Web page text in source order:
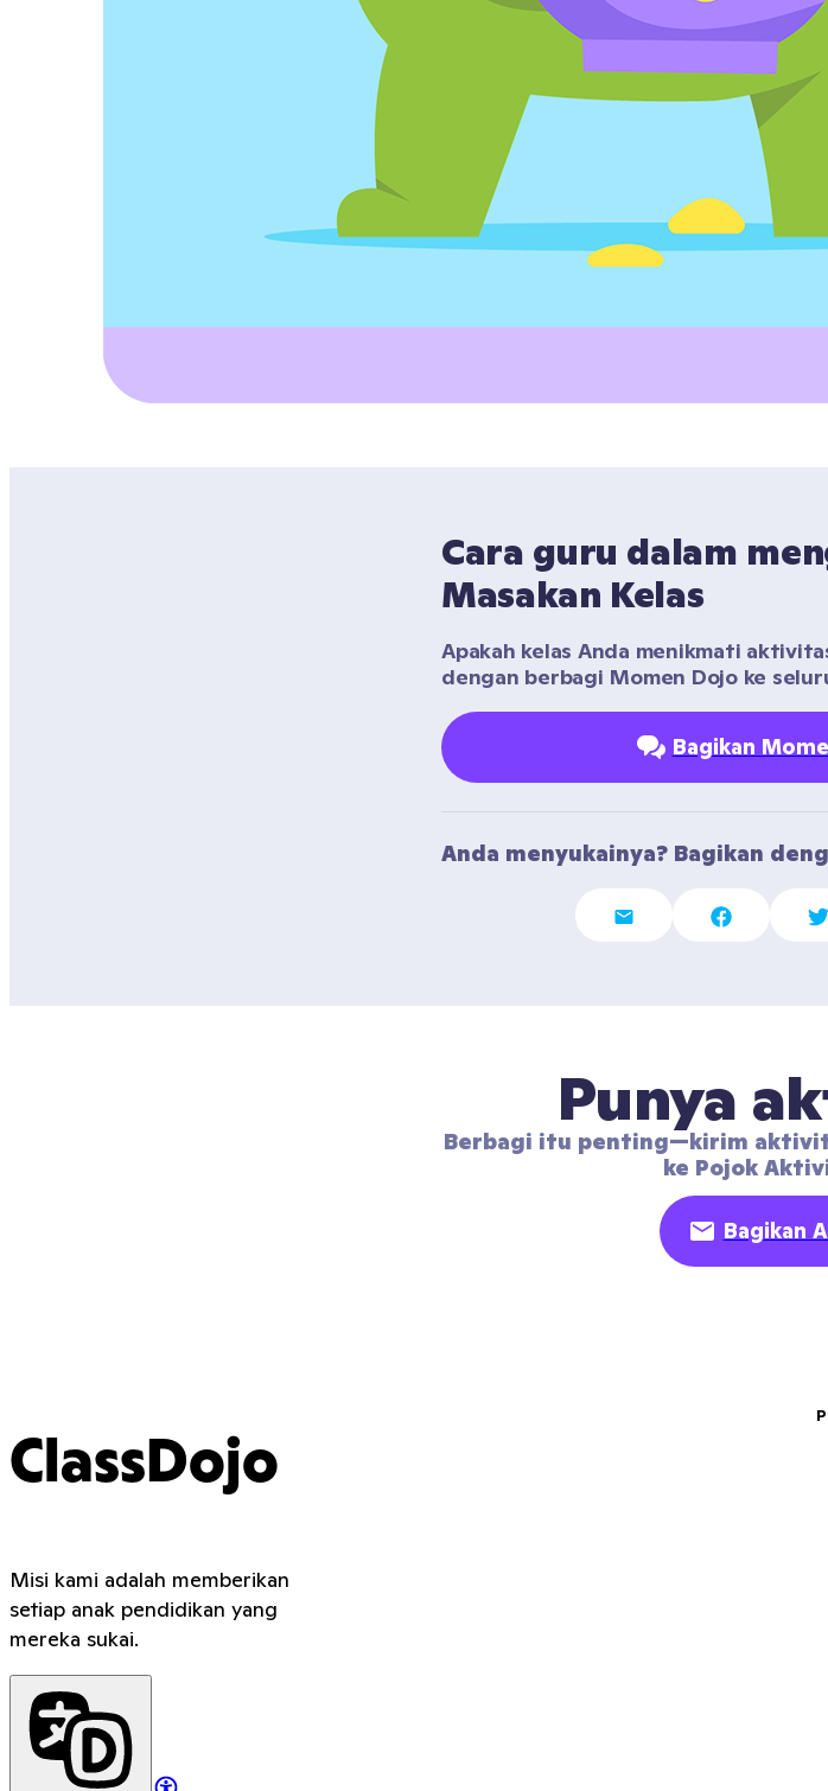
Cara guru dalam
Masakan Kelas
Apakah kelas Anda menikmati
dengan berbagi Momen Dojo ke
Bagikan
Anda menyukainya? Bagikan
Punya
Berbagi itu penting—kirim
ke Pojok
Bagikan
ClassDojo
Misi kami adalah memberikan
setiap anak pendidikan yang
mereka sukai.